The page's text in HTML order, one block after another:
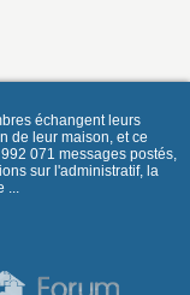
échangent leurs
de leur maison, et ce
071 messages postés,
sur l'administratif, la
...